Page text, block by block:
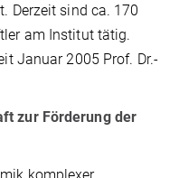
Derzeit sind ca. 170
am Institut tätig.
Januar 2005 Prof. Dr.-
zur Förderung der